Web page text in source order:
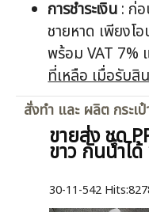
การชำระเงิน : ก่
ชายหาด เพียงโ
พร้อม VAT 7%
ที่เหลือ เมื่อรับสิ
สั่งทำ และ ผลิต กระเ
ขายส่ง ชุด
ขาว กันน้ำไ
30-11-542 Hits: